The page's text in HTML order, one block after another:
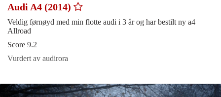
Audi A4 (2014)
Veldig førnøyd med min flotte audi i 3 år og har bestilt ny a4
Allroad
Score 9.2
Vurdert av audirora